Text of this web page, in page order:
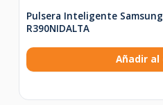
Pulsera Inteligente
R390NIDALTA
Añadir